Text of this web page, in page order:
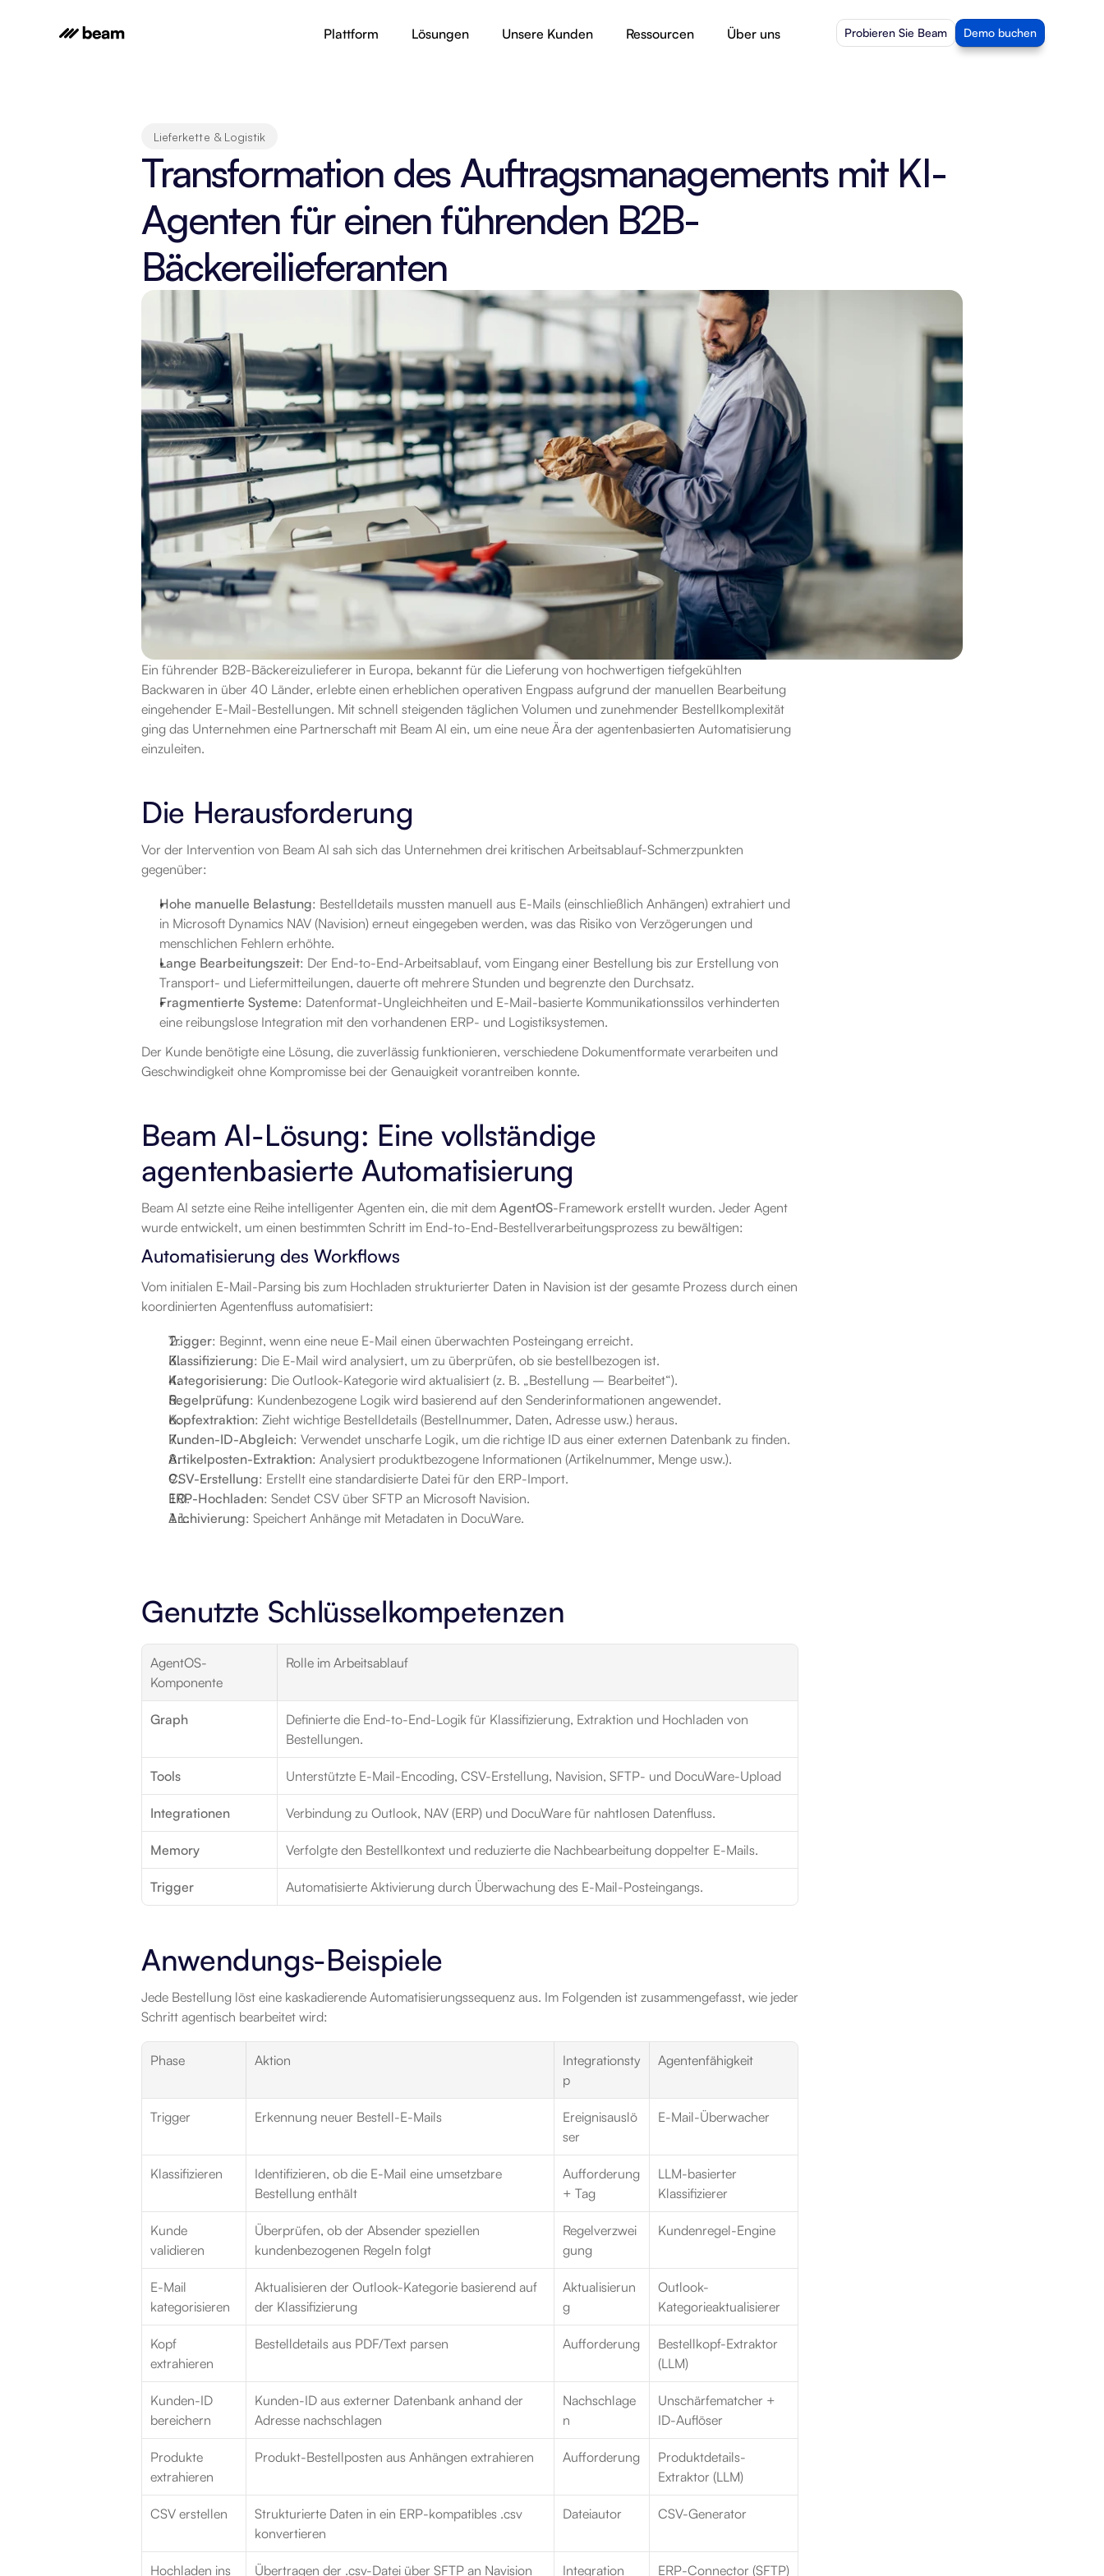
Lieferkette & Logistik
Transformation des Auftragsmanagements mit KI-
Agenten für einen führenden B2B-
Bäckereilieferanten
Ein führender B2B-Bäckereizulieferer in Europa, bekannt für die Lieferung von hochwertigen tiefgekühlten
Backwaren in über 40 Länder, erlebte einen erheblichen operativen Engpass aufgrund der manuellen Bearbeitung
eingehender E-Mail-Bestellungen. Mit schnell steigenden täglichen Volumen und zunehmender Bestellkomplexität
ging das Unternehmen eine Partnerschaft mit Beam AI ein, um eine neue Ära der agentenbasierten Automatisierung
einzuleiten.
Die Herausforderung
Vor der Intervention von Beam AI sah sich das Unternehmen drei kritischen Arbeitsablauf-Schmerzpunkten
gegenüber:
Hohe manuelle Belastung: Bestelldetails mussten manuell aus E-Mails (einschließlich Anhängen) extrahiert und
in Microsoft Dynamics NAV (Navision) erneut eingegeben werden, was das Risiko von Verzögerungen und
menschlichen Fehlern erhöhte.
Lange Bearbeitungszeit: Der End-to-End-Arbeitsablauf, vom Eingang einer Bestellung bis zur Erstellung von
Transport- und Liefermitteilungen, dauerte oft mehrere Stunden und begrenzte den Durchsatz.
Fragmentierte Systeme: Datenformat-Ungleichheiten und E-Mail-basierte Kommunikationssilos verhinderten
eine reibungslose Integration mit den vorhandenen ERP- und Logistiksystemen.
Der Kunde benötigte eine Lösung, die zuverlässig funktionieren, verschiedene Dokumentformate verarbeiten und
Geschwindigkeit ohne Kompromisse bei der Genauigkeit vorantreiben konnte.
Beam AI-Lösung: Eine vollständige
agentenbasierte Automatisierung
Beam AI setzte eine Reihe intelligenter Agenten ein, die mit dem AgentOS-Framework erstellt wurden. Jeder Agent
wurde entwickelt, um einen bestimmten Schritt im End-to-End-Bestellverarbeitungsprozess zu bewältigen:
Automatisierung des Workflows
Vom initialen E-Mail-Parsing bis zum Hochladen strukturierter Daten in Navision ist der gesamte Prozess durch einen
koordinierten Agentenfluss automatisiert:
Trigger: Beginnt, wenn eine neue E-Mail einen überwachten Posteingang erreicht.
Klassifizierung: Die E-Mail wird analysiert, um zu überprüfen, ob sie bestellbezogen ist.
Kategorisierung: Die Outlook-Kategorie wird aktualisiert (z. B. „Bestellung – Bearbeitet“).
Regelprüfung: Kundenbezogene Logik wird basierend auf den Senderinformationen angewendet.
Kopfextraktion: Zieht wichtige Bestelldetails (Bestellnummer, Daten, Adresse usw.) heraus.
Kunden-ID-Abgleich: Verwendet unscharfe Logik, um die richtige ID aus einer externen Datenbank zu finden.
Artikelposten-Extraktion: Analysiert produktbezogene Informationen (Artikelnummer, Menge usw.).
CSV-Erstellung: Erstellt eine standardisierte Datei für den ERP-Import.
ERP-Hochladen: Sendet CSV über SFTP an Microsoft Navision.
Archivierung: Speichert Anhänge mit Metadaten in DocuWare.
Genutzte Schlüsselkompetenzen
AgentOS-
Komponente
Rolle im Arbeitsablauf
Graph
Definierte die End-to-End-Logik für Klassifizierung, Extraktion und Hochladen von
Bestellungen.
Tools Unterstützte E-Mail-Encoding, CSV-Erstellung, Navision, SFTP- und DocuWare-Upload
Integrationen Verbindung zu Outlook, NAV (ERP) und DocuWare für nahtlosen Datenfluss.
Memory Verfolgte den Bestellkontext und reduzierte die Nachbearbeitung doppelter E-Mails.
Trigger Automatisierte Aktivierung durch Überwachung des E-Mail-Posteingangs.
Anwendungs-Beispiele
Jede Bestellung löst eine kaskadierende Automatisierungssequenz aus. Im Folgenden ist zusammengefasst, wie jeder
Schritt agentisch bearbeitet wird:
Phase Aktion
Integrationsty
p
Agentenfähigkeit
Trigger Erkennung neuer Bestell-E-Mails
Ereignisauslö
ser
E-Mail-Überwacher
Klassifizieren
Identifizieren, ob die E-Mail eine umsetzbare
Bestellung enthält
Aufforderung
+ Tag
LLM-basierter
Klassifizierer
Kunde
validieren
Überprüfen, ob der Absender speziellen
kundenbezogenen Regeln folgt
Regelverzwei
gung
Kundenregel-Engine
E-Mail
kategorisieren
Aktualisieren der Outlook-Kategorie basierend auf
der Klassifizierung
Aktualisierun
g
Outlook-
Kategorieaktualisierer
Kopf
extrahieren
Bestelldetails aus PDF/Text parsen Aufforderung
Bestellkopf-Extraktor
(LLM)
Kunden-ID
bereichern
Kunden-ID aus externer Datenbank anhand der
Adresse nachschlagen
Nachschlage
n
Unschärfematcher +
ID-Auflöser
Produkte
extrahieren
Produkt-Bestellposten aus Anhängen extrahieren Aufforderung
Produktdetails-
Extraktor (LLM)
CSV erstellen Strukturierte Daten in ein ERP-kompatibles .csv
konvertieren
Dateiautor CSV-Generator
Hochladen ins
Übertragen der .csv-Datei über SFTP an Navision Integration ERP-Connector (SFTP)
Plattform Lösungen Unsere Kunden Ressourcen Über uns Probieren Sie Beam Demo buchen